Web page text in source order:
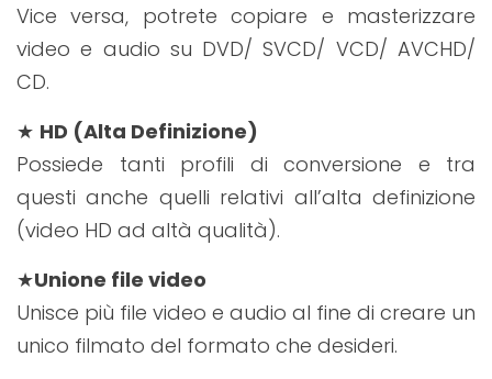
Vice versa, potrete copiare e masterizzare
video e audio su DVD/ SVCD/ VCD/ AVCHD/
CD.
★ HD (Alta Definizione)
Possiede tanti profili di conversione e tra
questi anche quelli relativi all’alta definizione
(video HD ad altà qualità).
★Unione file video
Unisce più file video e audio al fine di creare un
unico filmato del formato che desideri.